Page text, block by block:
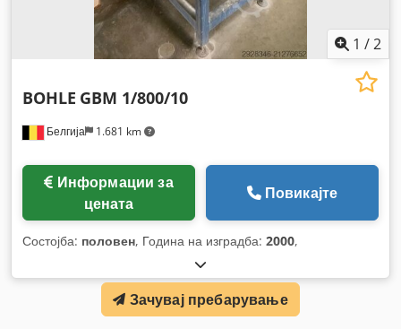
1 /2
Белгија 1.681 km
BOHLE GBM 1/800/10
цената
Повикајте
Состојба: половен, Година на изградба: 2000,
Зачувај пребарување